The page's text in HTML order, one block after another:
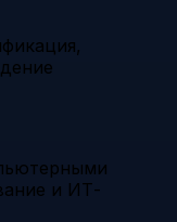
и ИТ-